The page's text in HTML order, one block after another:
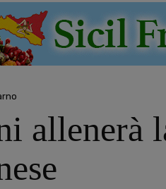
allenerà